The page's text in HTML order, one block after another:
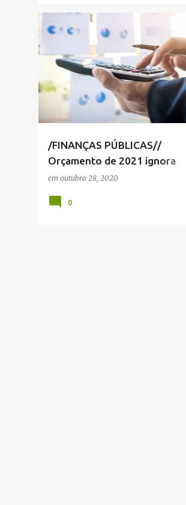
/FINANÇAS PÚBLICAS//
Orçamento de 2021 ignora
pandemia e prevê aumento de
em outubro 28, 2020
FINANÇAS SERRA NEGRA
0